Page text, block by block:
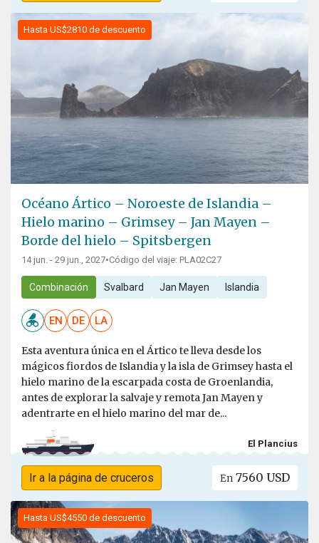
Hasta US$2810 de descuento
Océano Ártico – Noroeste de Islandia –
Hielo marino – Grimsey – Jan Mayen –
Borde del hielo – Spitsbergen
14 jun. - 29 jun., 2027•Código del viaje: PLA02C27
Combinación Svalbard Jan Mayen Islandia
EN DE LA
Esta aventura única en el Ártico te lleva desde los
mágicos fiordos de Islandia y la isla de Grimsey hasta el
hielo marino de la escarpada costa de Groenlandia,
antes de explorar la salvaje y remota Jan Mayen y
adentrarte en el hielo marino del mar de...
El Plancius
Ir a la página de cruceros En 7560 USD
Hasta US$4550 de descuento